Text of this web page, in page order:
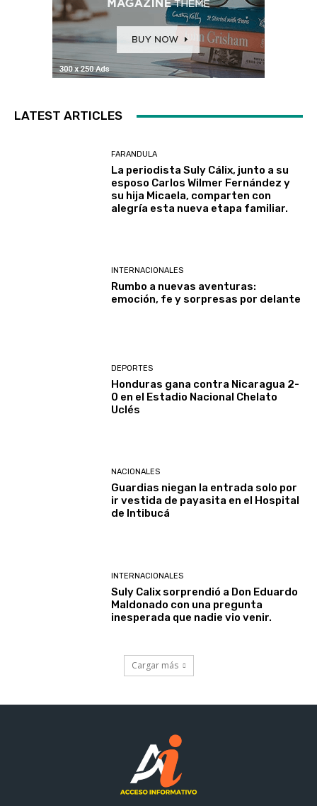
LATEST ARTICLES
FARANDULA
La periodista Suly Cálix, junto a su
esposo Carlos Wilmer Fernández y
su hija Micaela, comparten con
alegría esta nueva etapa familiar.
INTERNACIONALES
Rumbo a nuevas aventuras:
emoción, fe y sorpresas por delante
DEPORTES
Honduras gana contra Nicaragua 2-
0 en el Estadio Nacional Chelato
Uclés
NACIONALES
Guardias niegan la entrada solo por
ir vestida de payasita en el Hospital
de Intibucá
INTERNACIONALES
Suly Calix sorprendió a Don Eduardo
Maldonado con una pregunta
inesperada que nadie vio venir.
Cargar más